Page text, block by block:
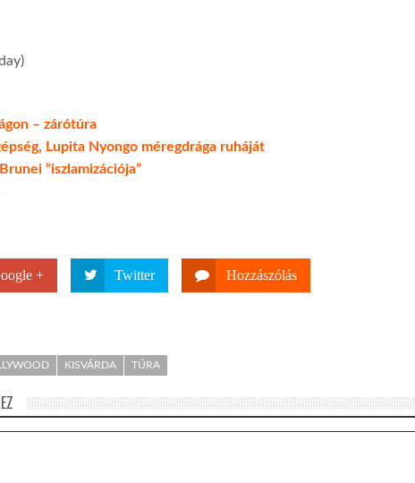
– zárótúra
Lupita Nyongo méregdrága ruháját
“iszlamizációja”
+ Twitter Hozzászólás
KISVÁRDA TÚRA